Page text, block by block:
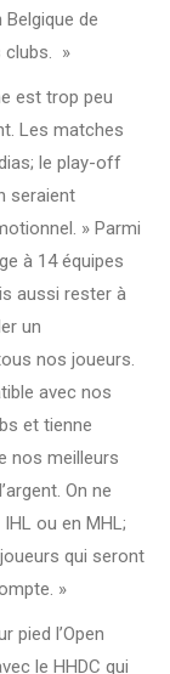
de
clubs. »
est trop peu
Les matches
le play-off
seraient
» Parmi
à 14 équipes
aussi rester à
un
nos joueurs.
avec nos
et tienne
nos meilleurs
On ne
ou en MHL;
qui seront
»
pied l’Open
le HHDC qui